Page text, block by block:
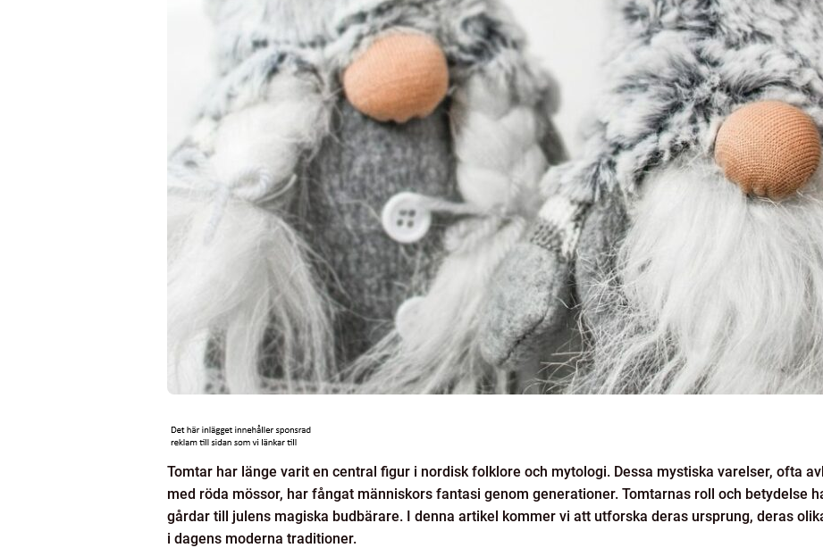
Tomtar har länge varit en central figur i nordisk folklore och mytologi. Dessa mystiska varelser, ofta
med röda mössor, har fångat människors fantasi genom generationer. Tomtarnas roll och betydelse
gårdar till julens magiska budbärare. I denna artikel kommer vi att utforska deras ursprung, deras
i dagens moderna traditioner.